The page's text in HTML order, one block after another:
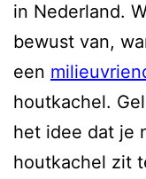
in Nederland.
bewust van,
een
houtkachel.
het idee dat je
houtkachel zit